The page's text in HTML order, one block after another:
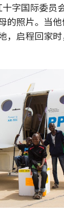
字国际委员
的照片。当
，启程回家